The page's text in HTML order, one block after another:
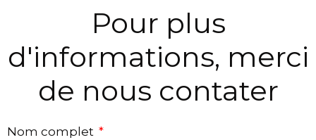
Pour plus
d'informations, merci
de nous contater
Nom complet